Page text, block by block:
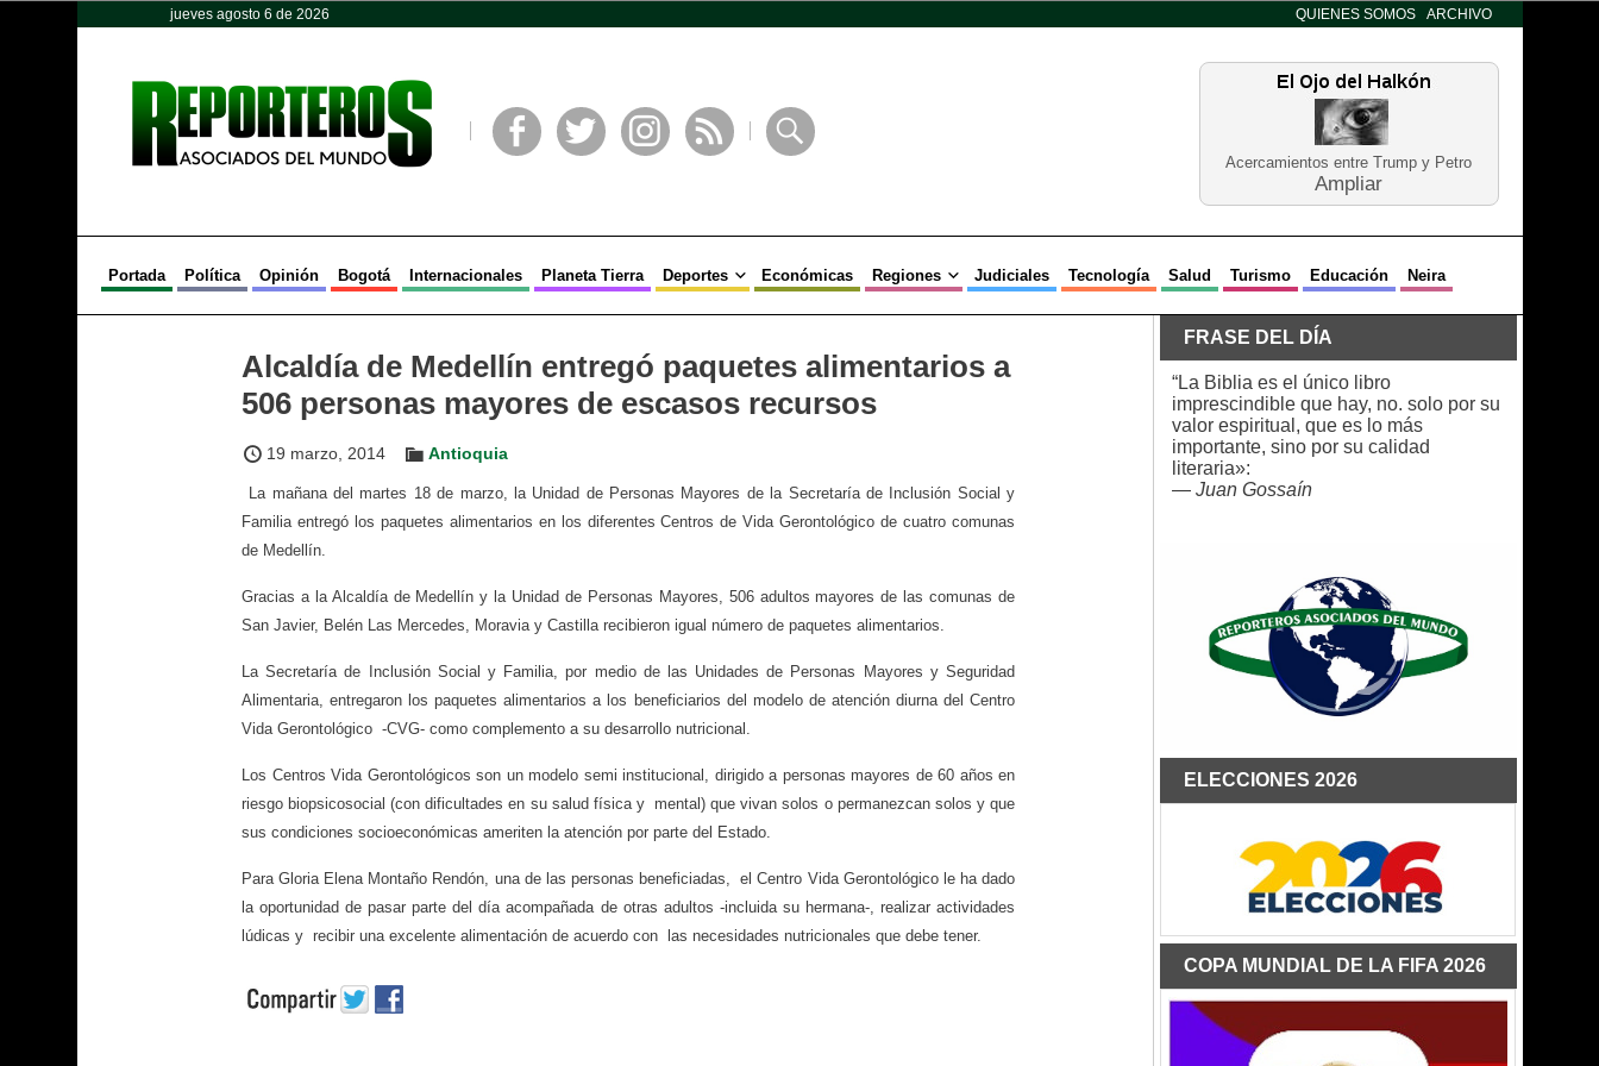
jueves agosto 6 de 2026 QUIENES SOMOS ARCHIVO
Acercamientos entre Trump y Petro
Ampliar
Portada Política Opinión Bogotá Internacionales Planeta Tierra Deportes Económicas Regiones Judiciales Tecnología Salud Turismo Educación Neira
Alcaldía de Medellín entregó paquetes alimentarios a
506 personas mayores de escasos recursos
19 marzo, 2014 Antioquia
La mañana del martes 18 de marzo, la Unidad de Personas Mayores de la Secretaría de Inclusión Social y
Familia entregó los paquetes alimentarios en los diferentes Centros de Vida Gerontológico de cuatro comunas
de Medellín.
Gracias a la Alcaldía de Medellín y la Unidad de Personas Mayores, 506 adultos mayores de las comunas de
San Javier, Belén Las Mercedes, Moravia y Castilla recibieron igual número de paquetes alimentarios.
La Secretaría de Inclusión Social y Familia, por medio de las Unidades de Personas Mayores y Seguridad
Alimentaria, entregaron los paquetes alimentarios a los beneficiarios del modelo de atención diurna del Centro
Vida Gerontológico -CVG- como complemento a su desarrollo nutricional.
Los Centros Vida Gerontológicos son un modelo semi institucional, dirigido a personas mayores de 60 años en
riesgo biopsicosocial (con dificultades en su salud física y mental) que vivan solos o permanezcan solos y que
sus condiciones socioeconómicas ameriten la atención por parte del Estado.
Para Gloria Elena Montaño Rendón, una de las personas beneficiadas, el Centro Vida Gerontológico le ha dado
la oportunidad de pasar parte del día acompañada de otras adultos -incluida su hermana-, realizar actividades
lúdicas y recibir una excelente alimentación de acuerdo con las necesidades nutricionales que debe tener.
FRASE DEL DÍA
“La Biblia es el único libro
imprescindible que hay, no. solo por su
valor espiritual, que es lo más
importante, sino por su calidad
literaria»:
— Juan Gossaín
ELECCIONES 2026
COPA MUNDIAL DE LA FIFA 2026
Opinión Política